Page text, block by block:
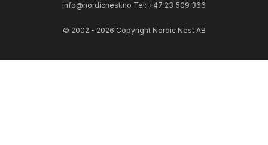
info@nordicnest.no Tel: +47 23 509 366
© 2002 - 2026 Copyright Nordic Nest AB